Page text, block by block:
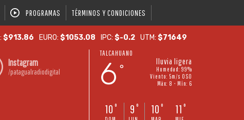
PROGRAMAS TÉRMINOS Y CONDICIONES
$913.86 EURO:$1053.08 IPC:$-0.2 UTM:$71649
Instagram
/patagualradiodigital
TALCAHUANO
6 °
lluvia ligera
Humedad: 99%
Viento: 5m/s OSO
Máx: 8 • Mín: 6
10 ° 9 ° 10 ° 11 °